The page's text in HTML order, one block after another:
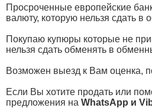
Просроченные европейские
валюту, которую нельзя сдать в
Покупаю купюры которые не
нельзя сдать обменять в
Возможен выезд к Вам оценка,
Если Вы хотите продать или
предложения на WhatsApp и